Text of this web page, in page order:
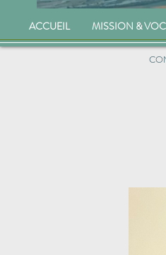
ACCUEIL MISSION &